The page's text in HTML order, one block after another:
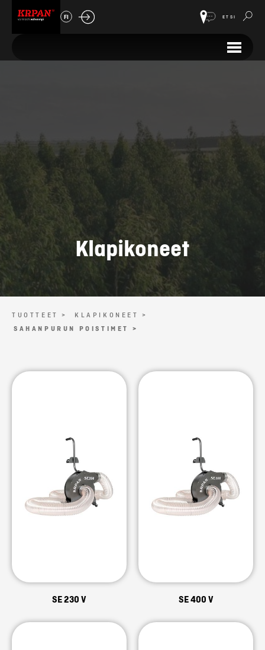
FI ETSI
Klapikoneet
TUOTTEET >
KLAPIKONEET >
SAHANPURUN POISTIMET >
SE 230 V SE 400 V